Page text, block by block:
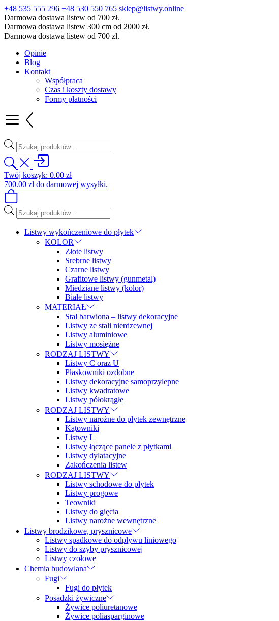
+48 535 555 296 +48 530 550 765 sklep@listwy.online
Darmowa dostawa listew od 700 zł.
Darmowa dostawa listew 300 cm od 2000 zł.
Darmowa dostawa listew od 700 zł.
Opinie
Blog
Kontakt
Współpraca
Czas i koszty dostawy
Formy płatności
Wyszukiwarka
produktów
Twój koszyk: 0.00 zł
700.00 złdo darmowej wysyłki.
Wyszukiwarka
produktów
Listwy wykończeniowe do płytek
KOLOR
Złote listwy
Srebrne listwy
Czarne listwy
Grafitowe listwy (gunmetal)
Miedziane listwy (kolor)
Białe listwy
MATERIAŁ
Stal barwiona – listwy dekoracyjne
Listwy ze stali nierdzewnej
Listwy aluminiowe
Listwy mosiężne
RODZAJ LISTWY
Listwy C oraz U
Płaskowniki ozdobne
Listwy dekoracyjne samoprzylepne
Listwy kwadratowe
Listwy półokrągłe
RODZAJ LISTWY
Listwy narożne do płytek zewnętrzne
Kątowniki
Listwy L
Listwy łączące panele z płytkami
Listwy dylatacyjne
Zakończenia listew
RODZAJ LISTWY
Listwy schodowe do płytek
Listwy progowe
Teowniki
Listwy do gięcia
Listwy narożne wewnętrzne
Listwy brodzikowe, prysznicowe
Listwy spadkowe do odpływu liniowego
Listwy do szyby prysznicowej
Listwy czołowe
Chemia budowlana
Fugi
Fugi do płytek
Posadzki żywiczne
Żywice poliuretanowe
Żywice poliasparginowe